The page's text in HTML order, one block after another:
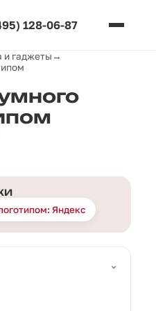
128-06-87
и гаджеты→
Яндекс
⌄